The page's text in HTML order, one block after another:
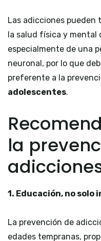
Las adicciones pueden
la salud física y mental
especialmente de una
neuronal, por lo que
preferente a la
adolescentes.
la
1. Educación, no solo
La prevención de
edades tempranas,